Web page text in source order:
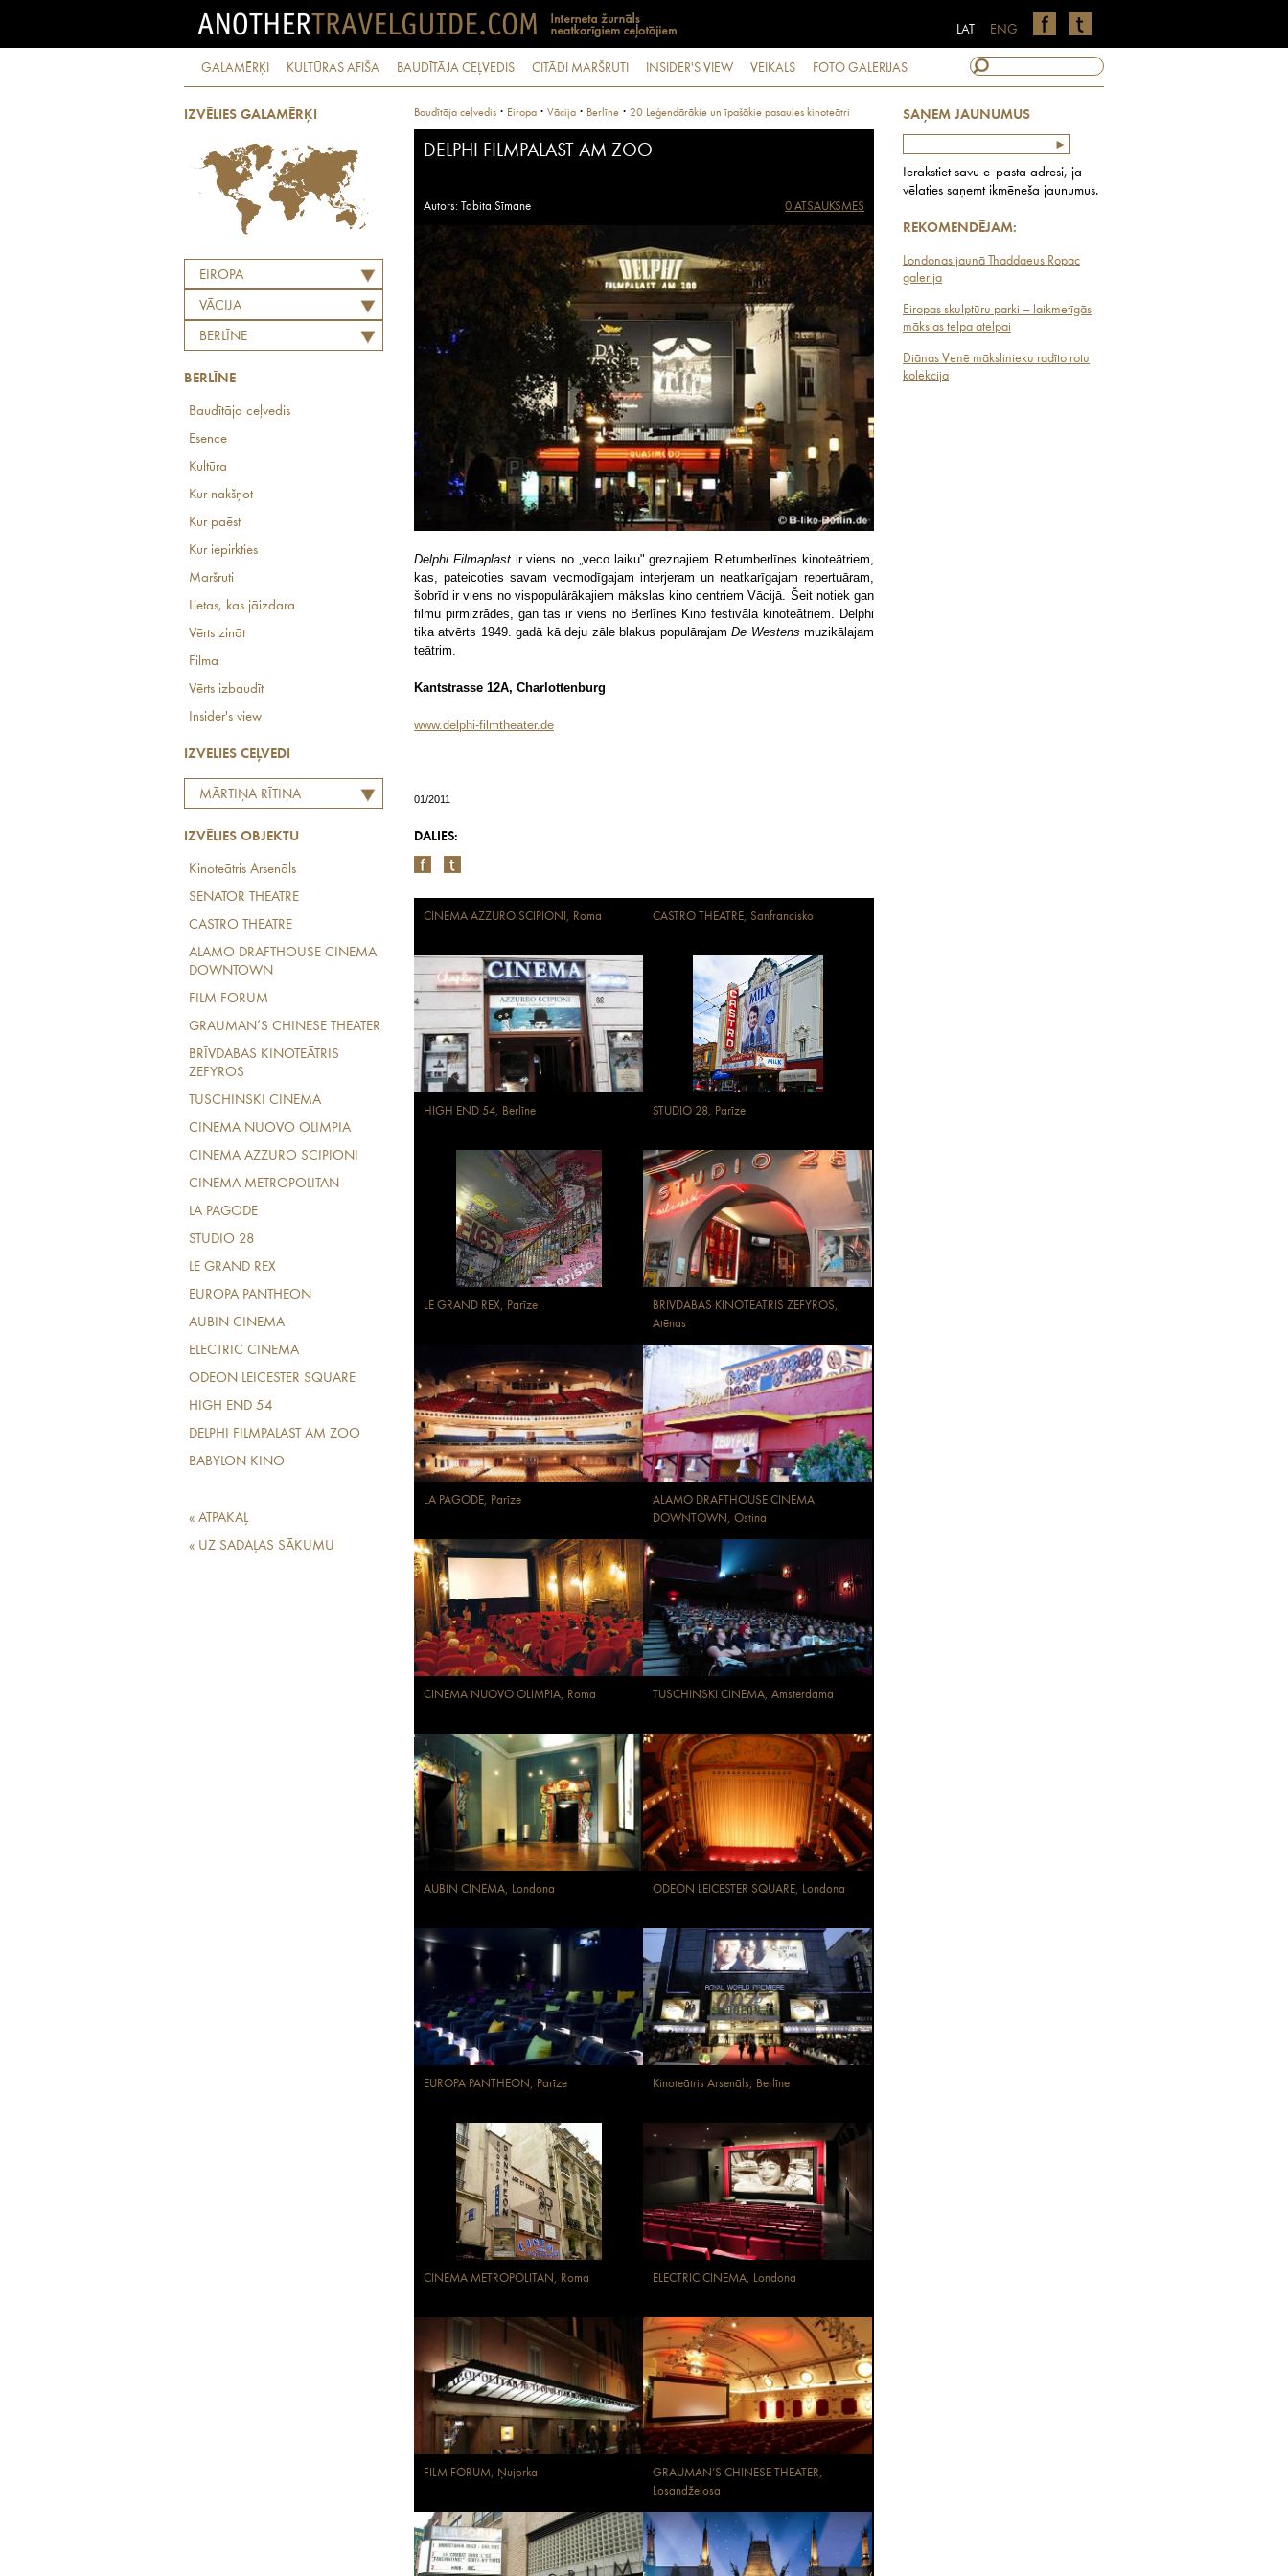
ENG
LAT
GALAMĒRĶI KULTŪRAS AFIŠA BAUDĪTĀJA CEĻVEDIS CITĀDI MARŠRUTI INSIDER'S VIEW VEIKALS FOTO GALERIJAS
IZVĒLIES GALAMĒRĶI
EIROPA
VĀCIJA
BERLĪNE
BERLĪNE
Baudītāja ceļvedis
Esence
Kultūra
Kur nakšņot
Kur paēst
Kur iepirkties
Maršruti
Lietas, kas jāizdara
Vērts zināt
Filma
Vērts izbaudīt
Insider's view
IZVĒLIES CEĻVEDI
MĀRTIŅA RĪTIŅA
RESTORĀNU TOPS
IZVĒLIES OBJEKTU
Kinoteātris Arsenāls
SENATOR THEATRE
CASTRO THEATRE
ALAMO DRAFTHOUSE CINEMA
DOWNTOWN
FILM FORUM
GRAUMAN’S CHINESE THEATER
BRĪVDABAS KINOTEĀTRIS
ZEFYROS
TUSCHINSKI CINEMA
CINEMA NUOVO OLIMPIA
CINEMA AZZURO SCIPIONI
CINEMA METROPOLITAN
LA PAGODE
STUDIO 28
LE GRAND REX
EUROPA PANTHEON
AUBIN CINEMA
ELECTRIC CINEMA
ODEON LEICESTER SQUARE
HIGH END 54
DELPHI FILMPALAST AM ZOO
BABYLON KINO
« ATPAKAĻ
« UZ SADAĻAS SĀKUMU
SAŅEM JAUNUMUS
Ierakstiet savu e-pasta adresi, ja
vēlaties saņemt ikmēneša jaunumus.
REKOMENDĒJAM:
Londonas jaunā Thaddaeus Ropac
galerija
Eiropas skulptūru parki – laikmetīgās
mākslas telpa atelpai
Diānas Venē mākslinieku radīto rotu
kolekcija
Baudītāja ceļvedis · Eiropa · Vācija · Berlīne · 20 Leģendārākie un īpašākie pasaules kinoteātri
DELPHI FILMPALAST AM ZOO
Autors: Tabita Sīmane 0 ATSAUKSMES
Delphi Filmaplast ir viens no „veco laiku" greznajiem Rietumberlīnes kinoteātriem,
kas, pateicoties savam vecmodīgajam interjeram un neatkarīgajam repertuāram,
šobrīd ir viens no vispopulārākajiem mākslas kino centriem Vācijā. Šeit notiek gan
filmu pirmizrādes, gan tas ir viens no Berlīnes Kino festivāla kinoteātriem. Delphi
tika atvērts 1949. gadā kā deju zāle blakus populārajamDe Westens muzikālajam
teātrim.
Kantstrasse 12A, Charlottenburg
www.delphi-filmtheater.de
01/2011
DALIES:
CINEMA AZZURO SCIPIONI, Roma CASTRO THEATRE, Sanfrancisko
HIGH END 54, Berlīne STUDIO 28, Parīze
LE GRAND REX, Parīze
BRĪVDABAS KINOTEĀTRIS ZEFYROS,
Atēnas
LA PAGODE, Parīze
ALAMO DRAFTHOUSE CINEMA
DOWNTOWN, Ostina
CINEMA NUOVO OLIMPIA, Roma TUSCHINSKI CINEMA, Amsterdama
AUBIN CINEMA, Londona ODEON LEICESTER SQUARE, Londona
EUROPA PANTHEON, Parīze Kinoteātris Arsenāls, Berlīne
CINEMA METROPOLITAN, Roma ELECTRIC CINEMA, Londona
FILM FORUM, Ņujorka
GRAUMAN’S CHINESE THEATER,
Losandželosa